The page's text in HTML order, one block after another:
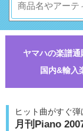
ヤマハの楽譜通
国内&輸入
ヒット曲がすぐ
月刊Piano